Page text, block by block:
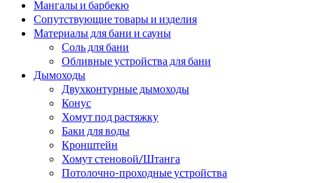
Мангалы и барбекю
Сопутствующие товары и изделия
Материалы для бани и сауны
Соль для бани
Обливные устройства для бани
Дымоходы
Двухконтурные дымоходы
Конус
Хомут под растяжку
Баки для воды
Кронштейн
Хомут стеновой/Штанга
Потолочно-проходные устройства